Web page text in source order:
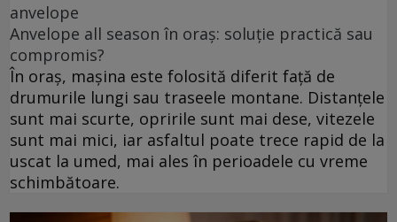
anvelope
Anvelope all season în oraș: soluție practică sau
compromis?
În oraș, mașina este folosită diferit față de
drumurile lungi sau traseele montane. Distanțele
sunt mai scurte, opririle sunt mai dese, vitezele
sunt mai mici, iar asfaltul poate trece rapid de la
uscat la umed, mai ales în perioadele cu vreme
schimbătoare.